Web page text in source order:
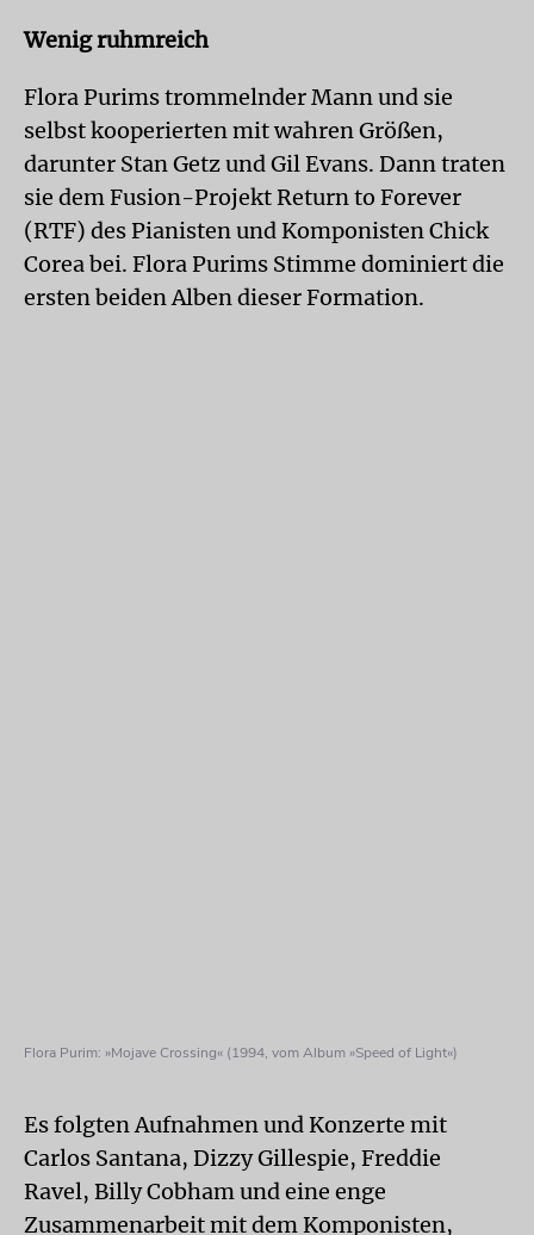
Wenig ruhmreich
Flora Purims trommelnder Mann und sie
selbst kooperierten mit wahren Größen,
darunter Stan Getz und Gil Evans. Dann traten
sie dem Fusion-Projekt Return to Forever
(RTF) des Pianisten und Komponisten Chick
Corea bei. Flora Purims Stimme dominiert die
ersten beiden Alben dieser Formation.
Flora Purim: »Mojave Crossing« (1994, vom Album »Speed of Light«)
Es folgten Aufnahmen und Konzerte mit
Carlos Santana, Dizzy Gillespie, Freddie
Ravel, Billy Cobham und eine enge
Zusammenarbeit mit dem Komponisten,